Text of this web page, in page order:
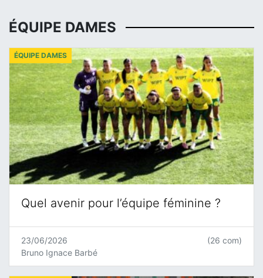
ÉQUIPE DAMES
Quel avenir pour l’équipe féminine ?
ÉQUIPE DAMES
23/06/2026
Bruno Ignace Barbé
(26 com)